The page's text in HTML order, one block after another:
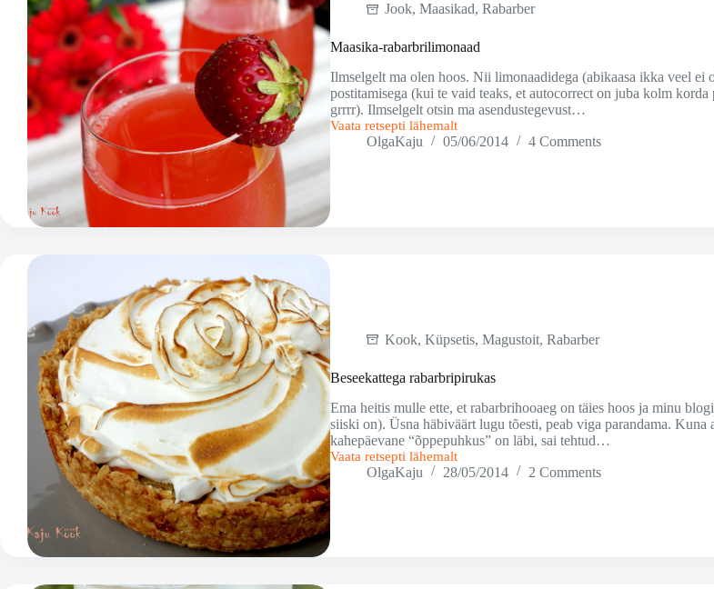
Jook,Maasikad,Rabarber
Maasika-rabarbrilimonaad
Ilmselgelt ma olen hoos. Nii limonaadidega (abikaasa ikka veel
postitamisega (kui te vaid teaks, et autocorrect on juba kolm
grrrr). Ilmselgelt otsin ma asendustegevust…
Vaata retsepti lähemalt
Maasika-
rabarbrilimonaad
OlgaKaju 05/06/2014 4 Comments
Kook,Küpsetis,Magustoit,Rabarber
Beseekattega rabarbripirukas
Ema heitis mulle ette, et rabarbrihooaeg on täies hoos ja minu
siiski on). Üsna häbiväärt lugu tõesti, peab viga parandama.
kahepäevane “õppepuhkus” on läbi, sai tehtud…
Vaata retsepti lähemalt
Beseekattega
rabarbripirukas
OlgaKaju 28/05/2014 2 Comments